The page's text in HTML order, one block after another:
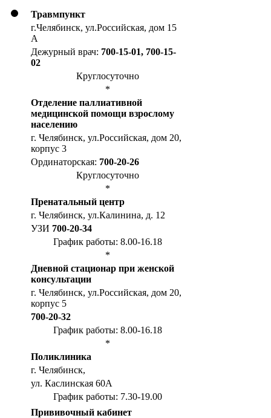
Травмпункт
г.Челябинск, ул.Российская, дом 15
А
Дежурный врач: 700-15-01, 700-15-
02
Круглосуточно
*
Отделение паллиативной
медицинской помощи взрослому
населению
г. Челябинск, ул.Российская, дом 20,
корпус 3
Ординаторская: 700-20-26
Круглосуточно
*
Пренатальный центр
г. Челябинск, ул.Калинина, д. 12
УЗИ 700-20-34
График работы: 8.00-16.18
*
Дневной стационар при женской
консультации
г. Челябинск, ул.Российская, дом 20,
корпус 5
700-20-32
График работы: 8.00-16.18
*
Поликлиника
г. Челябинск,
ул. Каслинская 60А
График работы: 7.30-19.00
Прививочный кабинет